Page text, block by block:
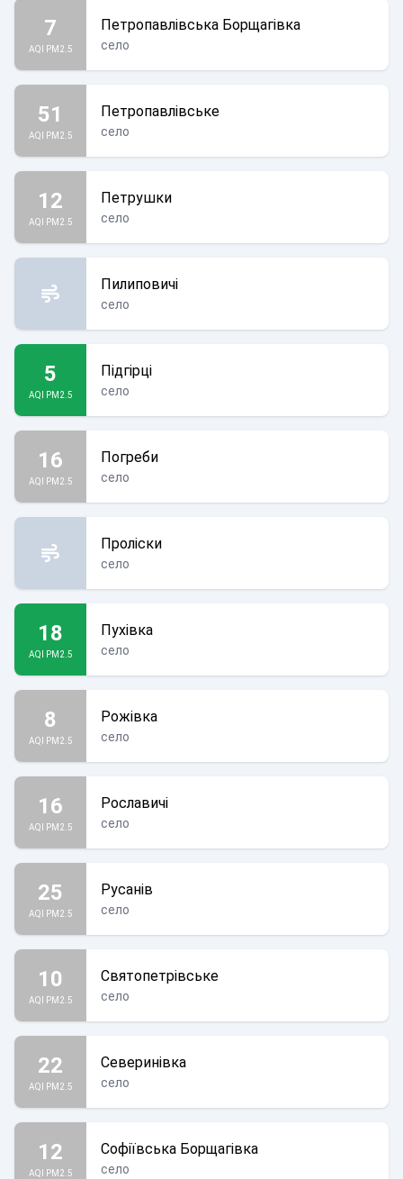
7
AQI PM2.5
Петропавлівська Борщагівка
село
51
AQI PM2.5
Петропавлівське
село
12
AQI PM2.5
Петрушки
село
Пилиповичі
село
5
AQI PM2.5
Підгірці
село
16
AQI PM2.5
Погреби
село
Проліски
село
18
AQI PM2.5
Пухівка
село
8
AQI PM2.5
Рожівка
село
16
AQI PM2.5
Рославичі
село
25
AQI PM2.5
Русанів
село
10
AQI PM2.5
Святопетрівське
село
22
AQI PM2.5
Северинівка
село
12
AQI PM2.5
Софіївська Борщагівка
село